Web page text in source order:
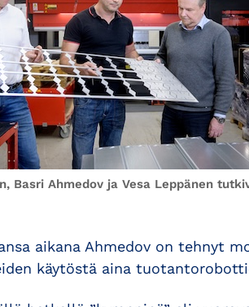
Basri Ahmedov ja Vesa Leppänen
aikana Ahmedov on tehnyt
käytöstä aina